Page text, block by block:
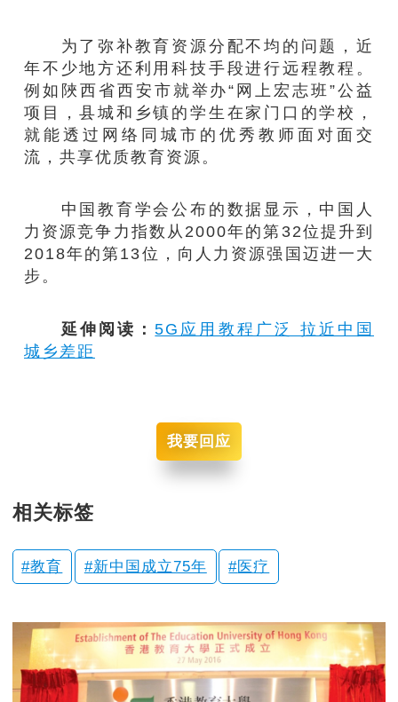
为了弥补教育资源分配不均的问题，近
年不少地方还利用科技手段进行远程教程。
例如陜西省西安市就举办“网上宏志班”公益
项目，县城和乡镇的学生在家门口的学校，
就能透过网络同城市的优秀教师面对面交
流，共享优质教育资源。
中国教育学会公布的数据显示，中国人
力资源竞争力指数从2000年的第32位提升到
2018年的第13位，向人力资源强国迈进一大
步。
延伸阅读：5G应用教程广泛 拉近中国
城乡差距
我要回应
相关标签
教育 新中国成立75年 医疗